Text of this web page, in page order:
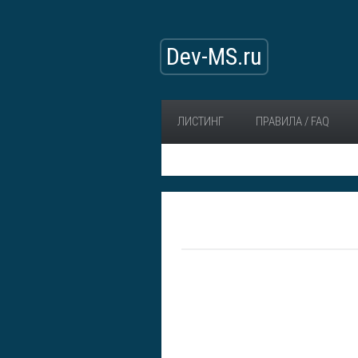
Dev-MS.ru
ЛИСТИНГ ПРАВИЛА / FAQ